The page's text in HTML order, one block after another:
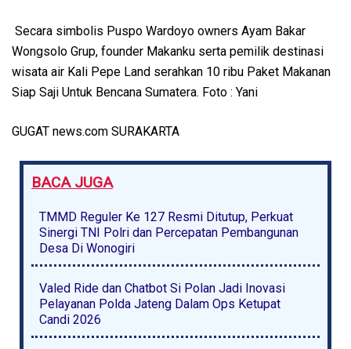
Secara simbolis Puspo Wardoyo owners Ayam Bakar
Wongsolo Grup, founder Makanku serta pemilik destinasi
wisata air Kali Pepe Land serahkan 10 ribu Paket Makanan
Siap Saji Untuk Bencana Sumatera. Foto : Yani
GUGAT news.com SURAKARTA
BACA JUGA
TMMD Reguler Ke 127 Resmi Ditutup, Perkuat
Sinergi TNI Polri dan Percepatan Pembangunan
Desa Di Wonogiri
Valed Ride dan Chatbot Si Polan Jadi Inovasi
Pelayanan Polda Jateng Dalam Ops Ketupat
Candi 2026